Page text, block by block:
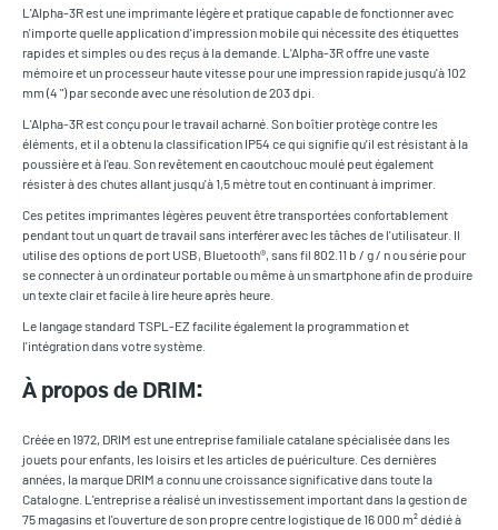
L'Alpha-3R est une imprimante légère et pratique capable de fonctionner avec
n'importe quelle application d'impression mobile qui nécessite des étiquettes
rapides et simples ou des reçus à la demande. L'Alpha-3R offre une vaste
mémoire et un processeur haute vitesse pour une impression rapide jusqu'à 102
mm (4 ") par seconde avec une résolution de 203 dpi.
L'Alpha-3R est conçu pour le travail acharné. Son boîtier protège contre les
éléments, et il a obtenu la classification IP54 ce qui signifie qu'il est résistant à la
poussière et à l'eau. Son revêtement en caoutchouc moulé peut également
résister à des chutes allant jusqu'à 1,5 mètre tout en continuant à imprimer.
Ces petites imprimantes légères peuvent être transportées confortablement
pendant tout un quart de travail sans interférer avec les tâches de l'utilisateur. Il
utilise des options de port USB, Bluetooth®, sans fil 802.11 b / g / n ou série pour
se connecter à un ordinateur portable ou même à un smartphone afin de produire
un texte clair et facile à lire heure après heure.
Le langage standard TSPL-EZ facilite également la programmation et
l'intégration dans votre système.
À propos de DRIM:
Créée en 1972, DRIM est une entreprise familiale catalane spécialisée dans les
jouets pour enfants, les loisirs et les articles de puériculture. Ces dernières
années, la marque DRIM a connu une croissance significative dans toute la
Catalogne. L'entreprise a réalisé un investissement important dans la gestion de
75 magasins et l'ouverture de son propre centre logistique de 16 000 m² dédié à